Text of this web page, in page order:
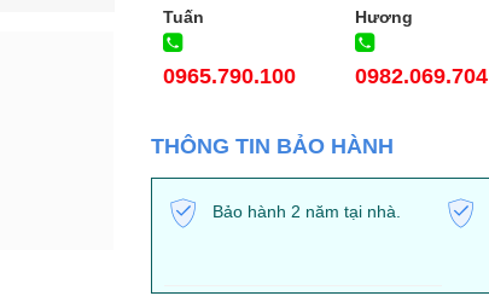
Tuấn
0965.790.100
Hương
0982.069.704
THÔNG TIN BẢO HÀNH
Bảo hành 2 năm tại nhà.